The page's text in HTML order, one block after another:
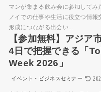
マンが集まる飲み会に参加してみ
ノイでの仕事や生活に役立つ情
形成につながる出会い...
【参加無料】アジア
4日で把握できる「
Week 2026」
イベント・ビジネスセミナー